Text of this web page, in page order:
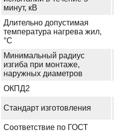
минут, кВ
Длительно допустимая
температура нагрева жил,
°С
Минимальный радиус
изгиба при монтаже,
наружных диаметров
ОКПД2
Стандарт изготовления
Соответствие по ГОСТ